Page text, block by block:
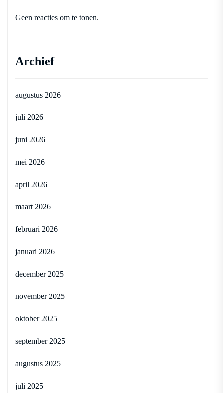
Geen reacties om te tonen.
Archief
augustus 2026
juli 2026
juni 2026
mei 2026
april 2026
maart 2026
februari 2026
januari 2026
december 2025
november 2025
oktober 2025
september 2025
augustus 2025
juli 2025